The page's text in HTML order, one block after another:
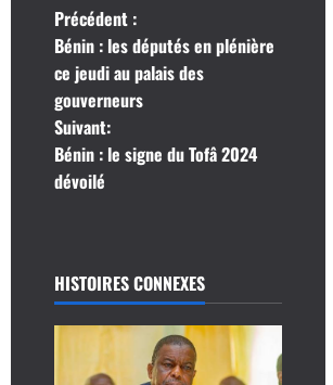
N
a
v
i
t
Précédent :
Bénin : les députés en plénière
ce jeudi au palais des
gouverneurs
Suivant:
Bénin : le signe du Tofâ 2024
dévoilé
HISTOIRES CONNEXES